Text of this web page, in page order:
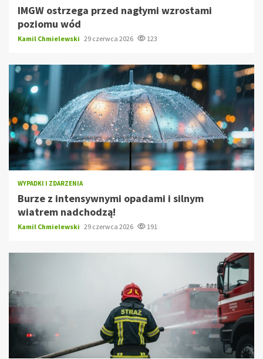
IMGW ostrzega przed nagłymi wzrostami
poziomu wód
Kamil Chmielewski 29 czerwca 2026 123
WYPADKI I ZDARZENIA
Burze z intensywnymi opadami i silnym
wiatrem nadchodzą!
Kamil Chmielewski 29 czerwca 2026 191